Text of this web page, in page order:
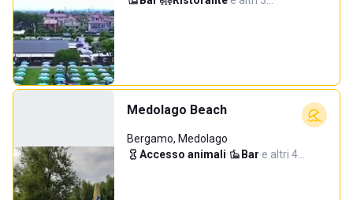
Medolago Beach
Bergamo, Medolago
Accesso animali· Bar·e altri 4…